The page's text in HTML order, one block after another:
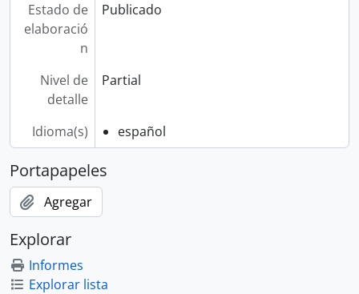
Estado de
elaboració
n
Publicado
Nivel de
detalle
Partial
Idioma(s) español
Portapapeles
Agregar
Explorar
Informes
Explorar lista